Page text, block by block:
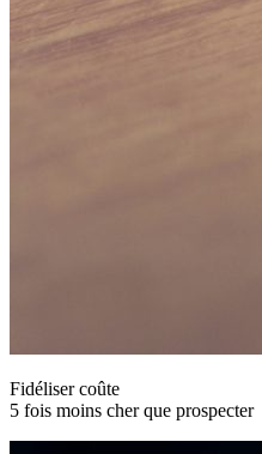
Fidéliser coûte
5 fois moins cher que prospecter